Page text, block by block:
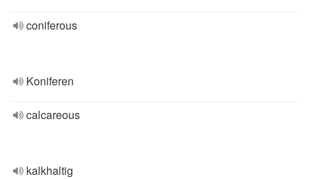
coniferous
Koniferen
calcareous
kalkhaltig